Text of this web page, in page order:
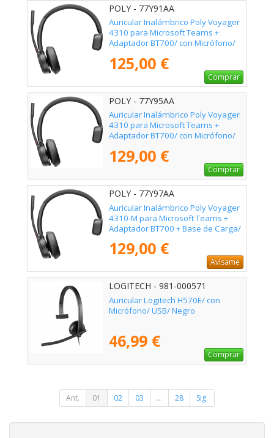
POLY - 77Y91AA
Auricular Inalámbrico Poly Voyager
4310 para Microsoft Teams +
Adaptador BT700/ con Micrófono/
125,00 €
Comprar
POLY - 77Y95AA
Auricular Inalámbrico Poly Voyager
4310 para Microsoft Teams +
Adaptador BT700/ con Micrófono/
129,00 €
Comprar
POLY - 77Y97AA
Auricular Inalámbrico Poly Voyager
4310-M para Microsoft Teams +
Adaptador BT700 + Base de Carga/
129,00 €
Avísame
LOGITECH - 981-000571
Auricular Logitech H570E/ con
Micrófono/ USB/ Negro
46,99 €
Comprar
Ant. 01 02 03 ... 28 Sig.